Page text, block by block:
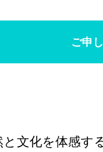
ご申
と文化を体感